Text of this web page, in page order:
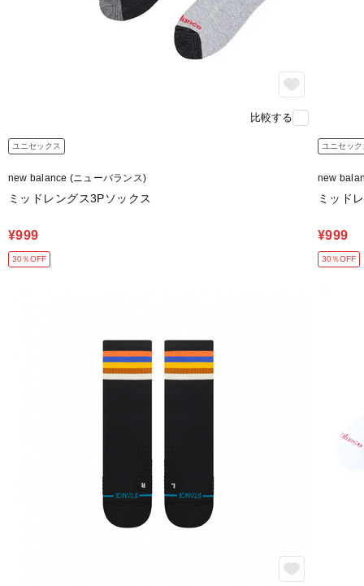
比較する
ユニセックス
new balance (ニューバランス)
ミッドレングス3Pソックス
¥999
30％OFF
ユニセック
new
ミッド
¥999
30％OFF